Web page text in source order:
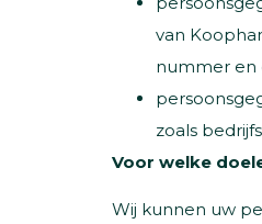
van
nummer en
zoals
Voor welke
Wij kunnen uw